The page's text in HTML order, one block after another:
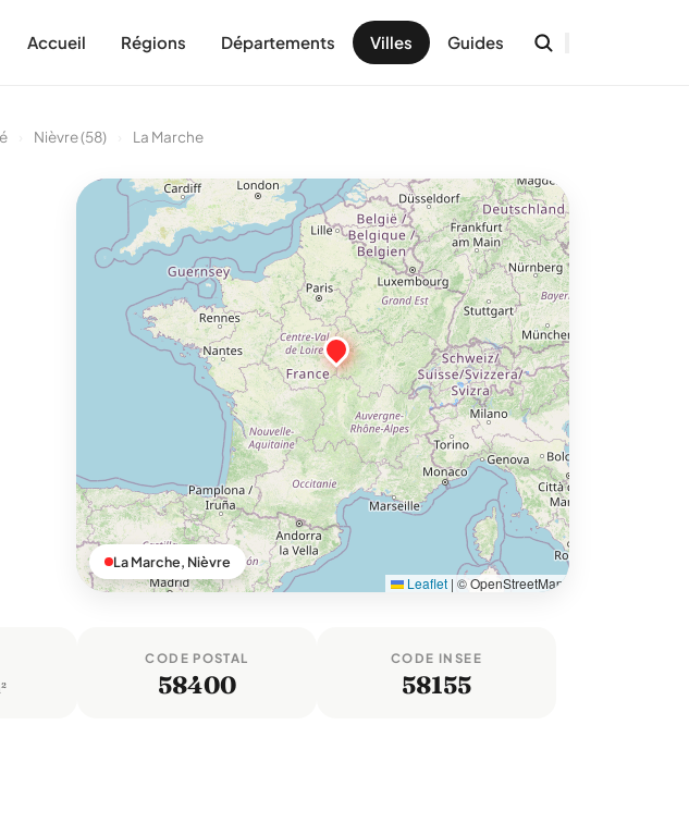
Accueil Régions Départements Villes Guides
Nièvre (58) La Marche
Leaflet | © OpenStreetMap
La Marche, Nièvre
CODE POSTAL
58400
CODE INSEE
58155